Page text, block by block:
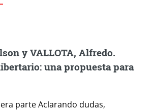
y VALLOTA, Alfredo.
una propuesta para
parte Aclarando dudas,